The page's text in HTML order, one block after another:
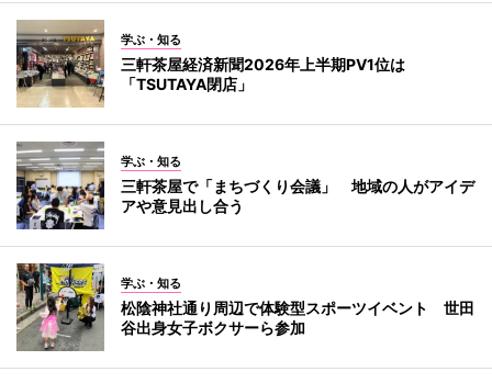
学ぶ・知る
三軒茶屋経済新聞2026年上半期PV1位は
「TSUTAYA閉店」
学ぶ・知る
三軒茶屋で「まちづくり会議」 地域の人がアイデ
アや意見出し合う
学ぶ・知る
松陰神社通り周辺で体験型スポーツイベント 世田
谷出身女子ボクサーら参加